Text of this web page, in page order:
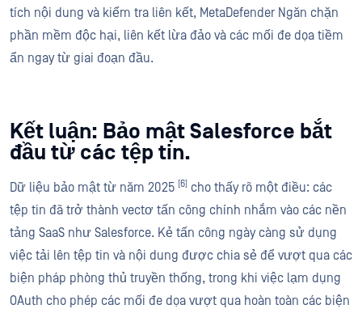
tích nội dung và kiểm tra liên kết, MetaDefender Ngăn chặn
phần mềm độc hại, liên kết lừa đảo và các mối đe dọa tiềm
ẩn ngay từ giai đoạn đầu.
Kết luận: Bảo mật Salesforce bắt
đầu từ các tệp tin.
Dữ liệu bảo mật từ năm 2025 [6] cho thấy rõ một điều: các
tệp tin đã trở thành vectơ tấn công chính nhắm vào các nền
tảng SaaS như Salesforce. Kẻ tấn công ngày càng sử dụng
việc tải lên tệp tin và nội dung được chia sẻ để vượt qua các
biện pháp phòng thủ truyền thống, trong khi việc lạm dụng
OAuth cho phép các mối đe dọa vượt qua hoàn toàn các biện